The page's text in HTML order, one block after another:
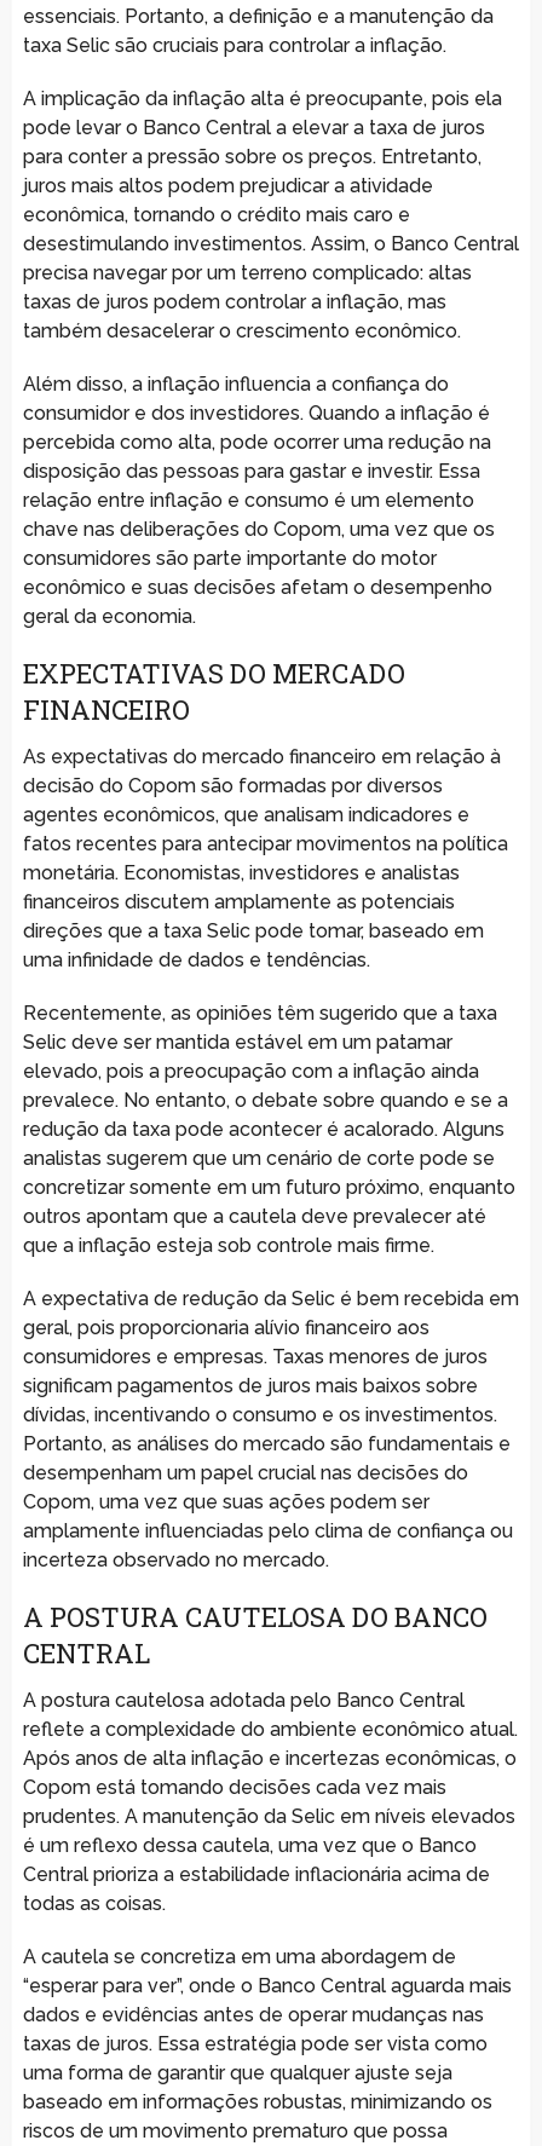
essenciais. Portanto, a definição e a manutenção da
taxa Selic são cruciais para controlar a inflação.
A implicação da inflação alta é preocupante, pois ela
pode levar o Banco Central a elevar a taxa de juros
para conter a pressão sobre os preços. Entretanto,
juros mais altos podem prejudicar a atividade
econômica, tornando o crédito mais caro e
desestimulando investimentos. Assim, o Banco Central
precisa navegar por um terreno complicado: altas
taxas de juros podem controlar a inflação, mas
também desacelerar o crescimento econômico.
Além disso, a inflação influencia a confiança do
consumidor e dos investidores. Quando a inflação é
percebida como alta, pode ocorrer uma redução na
disposição das pessoas para gastar e investir. Essa
relação entre inflação e consumo é um elemento
chave nas deliberações do Copom, uma vez que os
consumidores são parte importante do motor
econômico e suas decisões afetam o desempenho
geral da economia.
EXPECTATIVAS DO MERCADO
FINANCEIRO
As expectativas do mercado financeiro em relação à
decisão do Copom são formadas por diversos
agentes econômicos, que analisam indicadores e
fatos recentes para antecipar movimentos na política
monetária. Economistas, investidores e analistas
financeiros discutem amplamente as potenciais
direções que a taxa Selic pode tomar, baseado em
uma infinidade de dados e tendências.
Recentemente, as opiniões têm sugerido que a taxa
Selic deve ser mantida estável em um patamar
elevado, pois a preocupação com a inflação ainda
prevalece. No entanto, o debate sobre quando e se a
redução da taxa pode acontecer é acalorado. Alguns
analistas sugerem que um cenário de corte pode se
concretizar somente em um futuro próximo, enquanto
outros apontam que a cautela deve prevalecer até
que a inflação esteja sob controle mais firme.
A expectativa de redução da Selic é bem recebida em
geral, pois proporcionaria alívio financeiro aos
consumidores e empresas. Taxas menores de juros
significam pagamentos de juros mais baixos sobre
dívidas, incentivando o consumo e os investimentos.
Portanto, as análises do mercado são fundamentais e
desempenham um papel crucial nas decisões do
Copom, uma vez que suas ações podem ser
amplamente influenciadas pelo clima de confiança ou
incerteza observado no mercado.
A POSTURA CAUTELOSA DO BANCO
CENTRAL
A postura cautelosa adotada pelo Banco Central
reflete a complexidade do ambiente econômico atual.
Após anos de alta inflação e incertezas econômicas, o
Copom está tomando decisões cada vez mais
prudentes. A manutenção da Selic em níveis elevados
é um reflexo dessa cautela, uma vez que o Banco
Central prioriza a estabilidade inflacionária acima de
todas as coisas.
A cautela se concretiza em uma abordagem de
“esperar para ver”, onde o Banco Central aguarda mais
dados e evidências antes de operar mudanças nas
taxas de juros. Essa estratégia pode ser vista como
uma forma de garantir que qualquer ajuste seja
baseado em informações robustas, minimizando os
riscos de um movimento prematuro que possa